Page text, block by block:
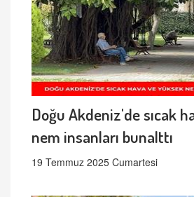
Doğu Akdeniz'de sıcak
nem insanları bunalttı
19 Temmuz 2025 Cumartesi